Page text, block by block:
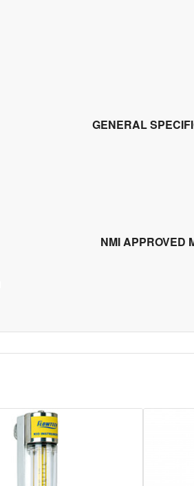
GENERAL
NMI APPROVED